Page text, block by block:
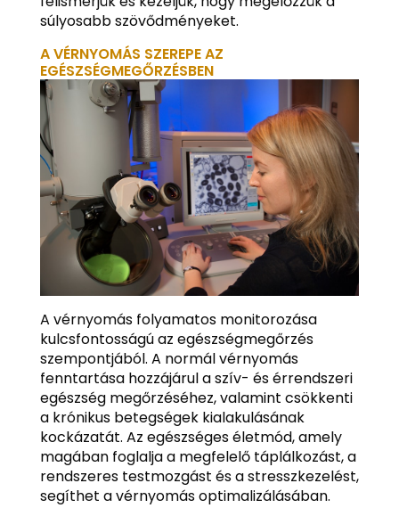
súlyosabb szövődményeket.
A VÉRNYOMÁS SZEREPE AZ
EGÉSZSÉGMEGŐRZÉSBEN
A vérnyomás folyamatos monitorozása
kulcsfontosságú az egészségmegőrzés
szempontjából. A normál vérnyomás
fenntartása hozzájárul a szív- és érrendszeri
egészség megőrzéséhez, valamint csökkenti
a krónikus betegségek kialakulásának
kockázatát. Az egészséges életmód, amely
magában foglalja a megfelelő táplálkozást, a
rendszeres testmozgást és a stresszkezelést,
segíthet a vérnyomás optimalizálásában.